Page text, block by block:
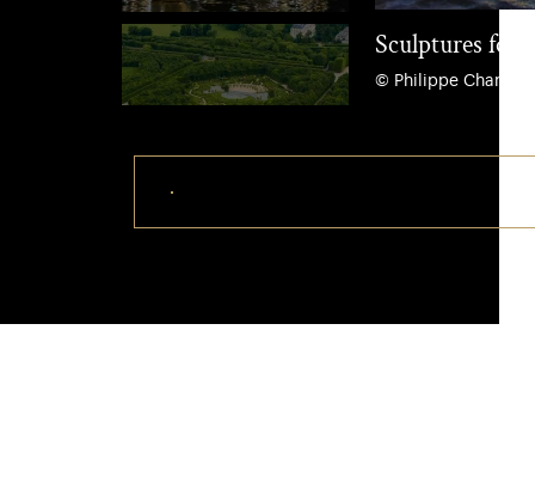
Sculptures
© Philippe Chancel